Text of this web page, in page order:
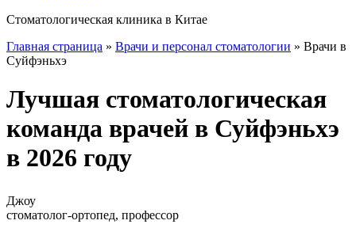
Стоматологическая клиника в Китае
Главная страница » Врачи и персонал стоматологии » Врачи в
Суйфэньхэ
Лучшая стоматологическая
команда врачей в Суйфэньхэ
в 2026 году
Джоу
стоматолог-ортопед, профессор